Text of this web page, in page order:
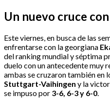
Un nuevo cruce
Este viernes, en busca de las
enfrentarse con la georgiana
del ranking mundial y séptima
duelo con un antecedente muy
ambas se cruzaron también en
Stuttgart-Vaihingen y la
se impuso por 3-6, 6-3 y 6-0